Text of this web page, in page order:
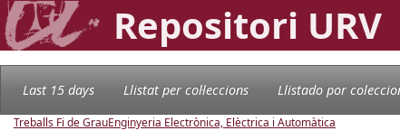
Repositori URV
Last 15 days Llistat per col·leccions Llistado por
Treballs Fi de GrauEnginyeria Electrònica, Elèctrica i Automàtica